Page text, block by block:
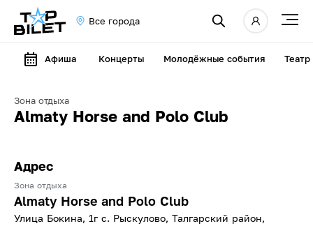
Все города
Афиша Концерты Молодёжные события Театр
Зона отдыха
Almaty Horse and Polo Club
Адрес
Зона отдыха
Almaty Horse and Polo Club
Улица Бокина, 1г с. Рыскулово, Талгарский район,